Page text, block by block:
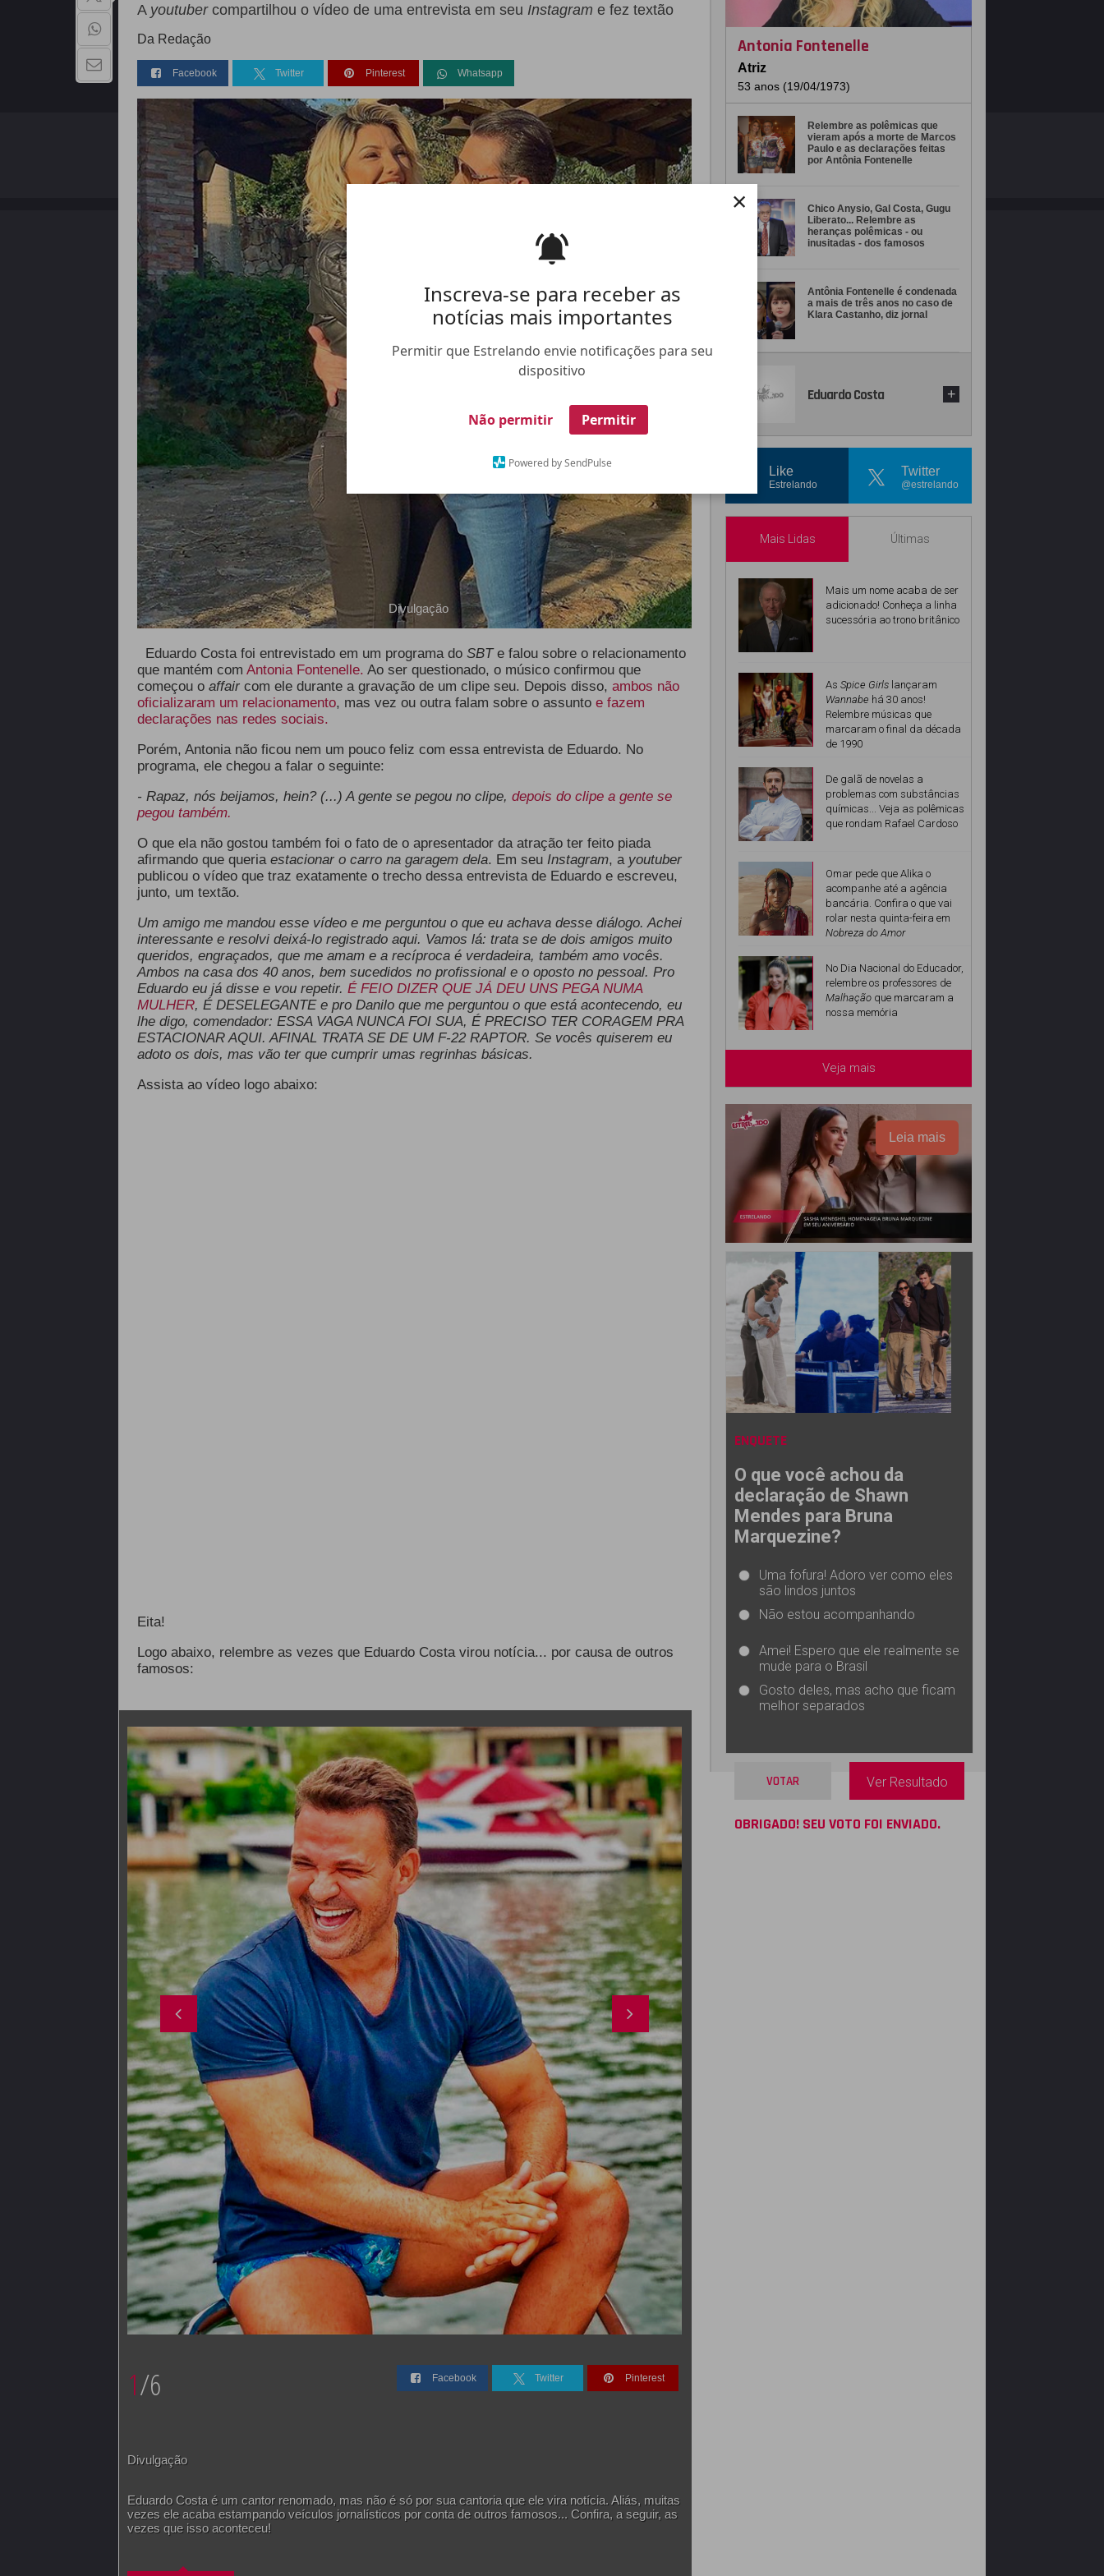
Inscreva-se para receber as
notícias mais importantes
Permitir que Estrelando envie notificações para seu
dispositivo
Não permitir Permitir
Powered by SendPulse
×
A youtubercompartilhou o vídeo de uma entrevista em seu Instagram e fez textão
Da Redação
Facebook Twitter Pinterest Whatsapp
Divulgação
Eduardo Costa foi entrevistado em um programa do SBTe falou sobre o relacionamento
que mantém com Antonia Fontenelle. Ao ser questionado, o músico confirmou que
começou oaffaircom ele durante a gravação de um clipe seu. Depois disso, ambos não
oficializaram um relacionamento, mas vez ou outra falam sobre o assunto e fazem
declarações nas redes sociais.
Porém, Antonia não ficou nem um pouco feliz com essa entrevista de Eduardo. No
programa, ele chegou a falar o seguinte:
- Rapaz, nós beijamos, hein? (...) A gente se pegou no clipe, depois do clipe a gente se
pegou também.
O que ela não gostou também foi o fato de o apresentador da atração ter feito piada
afirmando que queria estacionar o carro na garagem dela. Em seu Instagram, a youtuber
publicou o vídeo que traz exatamente o trecho dessa entrevista de Eduardo e escreveu,
junto, um textão.
Um amigo me mandou esse vídeo e me perguntou o que eu achava desse diálogo. Achei
interessante e resolvi deixá-lo registrado aqui. Vamos lá: trata se de dois amigos muito
queridos, engraçados, que me amam e a recíproca é verdadeira, também amo vocês.
Ambos na casa dos 40 anos, bem sucedidos no profissional e o oposto no pessoal. Pro
Eduardo eu já disse e vou repetir. É FEIO DIZER QUE JÁ DEU UNS PEGA NUMA
MULHER, É DESELEGANTE e pro Danilo que me perguntou o que está acontecendo, eu
lhe digo, comendador: ESSA VAGA NUNCA FOI SUA, É PRECISO TER CORAGEM PRA
ESTACIONAR AQUI. AFINAL TRATA SE DE UM F-22 RAPTOR. Se vocês quiserem eu
adoto os dois, mas vão ter que cumprir umas regrinhas básicas.
Assista ao vídeo logo abaixo:
Eita!
Logo abaixo, relembre as vezes que Eduardo Costa virou notícia... por causa de outros
famosos:
1/6 Facebook Twitter Pinterest
Divulgação
Eduardo Costa é um cantor renomado, mas não é só por sua cantoria que ele vira notícia. Aliás, muitas
vezes ele acaba estampando veículos jornalísticos por conta de outros famosos... Confira, a seguir, as
vezes que isso aconteceu!
Antonia Fontenelle
Atriz
53 anos (19/04/1973)
Relembre as polêmicas que
vieram após a morte de Marcos
Paulo e as declarações feitas
por Antônia Fontenelle
Chico Anysio, Gal Costa, Gugu
Liberato... Relembre as
heranças polêmicas - ou
inusitadas - dos famosos
Antônia Fontenelle é condenada
a mais de três anos no caso de
Klara Castanho, diz jornal
Eduardo Costa +
Like
Estrelando
Twitter
@estrelando
Mais Lidas Últimas
Mais um nome acaba de ser
adicionado! Conheça a linha
sucessória ao trono britânico
As Spice Girls lançaram
Wannabe há 30 anos!
Relembre músicas que
marcaram o final da década
de 1990
De galã de novelas a
problemas com substâncias
químicas... Veja as polêmicas
que rondam Rafael Cardoso
Omar pede que Alika o
acompanhe até a agência
bancária. Confira o que vai
rolar nesta quinta-feira em
Nobreza do Amor
No Dia Nacional do Educador,
relembre os professores de
Malhação que marcaram a
nossa memória
Veja mais
Leia mais
ENQUETE
O que você achou da
declaração de Shawn
Mendes para Bruna
Marquezine?
Uma fofura! Adoro ver como eles
são lindos juntos
Não estou acompanhando
Amei! Espero que ele realmente se
mude para o Brasil
Gosto deles, mas acho que ficam
melhor separados
VOTAR Ver Resultado
OBRIGADO! SEU VOTO FOI ENVIADO.
QUEM SOMOS FALE CONOSCO ANUNCIE NO ESTRELANDO TRABALHE NO ESTRELANDO POLÍTICA DE PRIVACIDADE
Copyright - 2026 | Todos os direitos reservados